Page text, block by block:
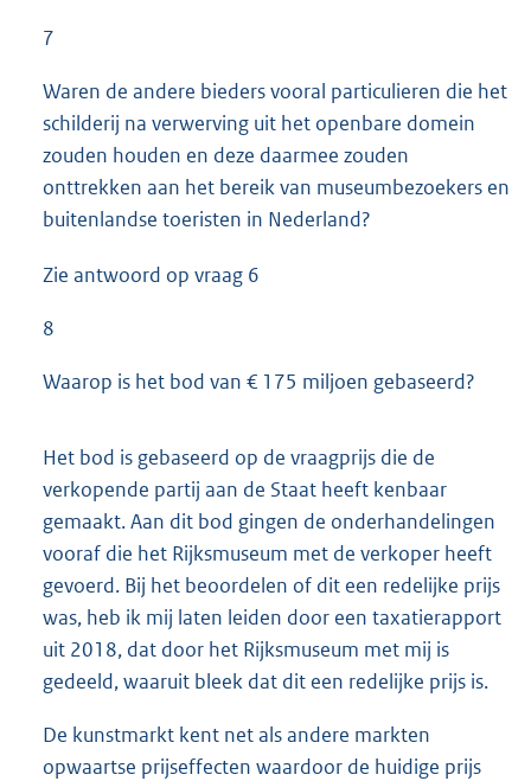
7
Waren de andere bieders vooral particulieren die het
schilderij na verwerving uit het openbare domein
zouden houden en deze daarmee zouden
onttrekken aan het bereik van museumbezoekers en
buitenlandse toeristen in Nederland?
Zie antwoord op vraag 6
8
Waarop is het bod van € 175 miljoen gebaseerd?
Het bod is gebaseerd op de vraagprijs die de
verkopende partij aan de Staat heeft kenbaar
gemaakt. Aan dit bod gingen de onderhandelingen
vooraf die het Rijksmuseum met de verkoper heeft
gevoerd. Bij het beoordelen of dit een redelijke prijs
was, heb ik mij laten leiden door een taxatierapport
uit 2018, dat door het Rijksmuseum met mij is
gedeeld, waaruit bleek dat dit een redelijke prijs is.
De kunstmarkt kent net als andere markten
opwaartse prijseffecten waardoor de huidige prijs